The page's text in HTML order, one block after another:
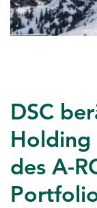
DSC
Holding
des A-